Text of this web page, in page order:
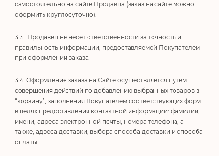
самостоятельно на сайте Продавца (заказ на сайте можно
оформить круглосуточно).
3.3. Продавец не несет ответственности за точность и
правильность информации, предоставляемой Покупателем
при оформлении заказа.
3.4. Оформление заказа на Сайте осуществляется путем
совершения действий по добавлению выбранных товаров в
“корзину”, заполнения Покупателем соответствующих форм
в целях предоставления контактной информации: фамилии,
имени, адреса электронной почты, номера телефона, а
также, адреса доставки, выбора способа доставки и способа
оплаты.